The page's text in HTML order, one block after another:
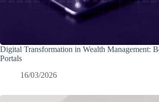
Digital Transformation in Wealth Management:
Portals
16/03/2026